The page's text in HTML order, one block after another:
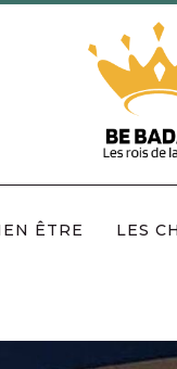
ÊTRE LES